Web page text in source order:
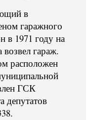
в
гаражного
1971 году на
гараж.
расположен
ГСК